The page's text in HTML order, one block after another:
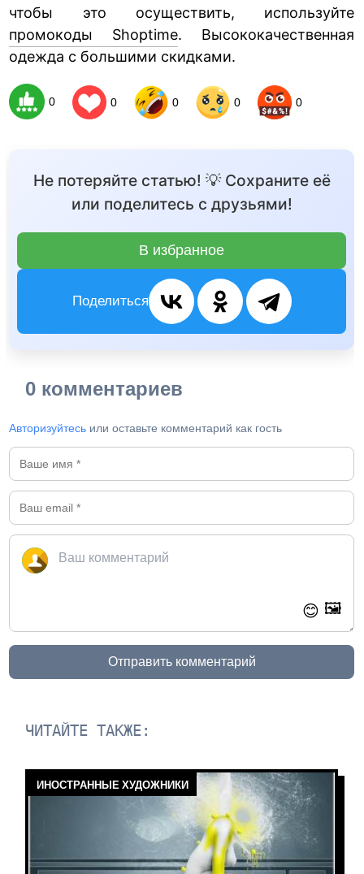
чтобы это осуществить, используйте
промокоды Shoptime. Высококачественная
одежда с большими скидками.
0 0 0 0 0
Не потеряйте статью! 💡 Сохраните её
или поделитесь с друзьями!
В избранное
Поделиться
0 комментариев
Авторизуйтесь или оставьте комментарий как гость
😊 🖼️
Отправить комментарий
ЧИТАЙТЕ ТАКЖЕ:
ИНОСТРАННЫЕ ХУДОЖНИКИ